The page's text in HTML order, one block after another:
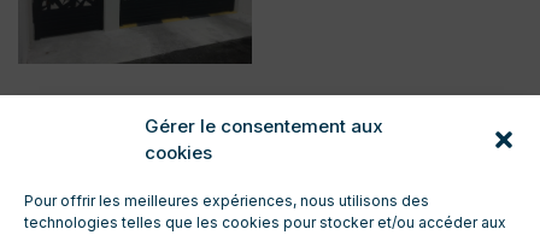
Gérer le consentement aux
cookies
Pour offrir les meilleures expériences, nous utilisons des
technologies telles que les cookies pour stocker et/ou accéder aux